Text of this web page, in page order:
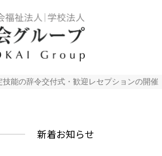
技能の辞令交付式・歓迎レセプションの開催
新着お知らせ